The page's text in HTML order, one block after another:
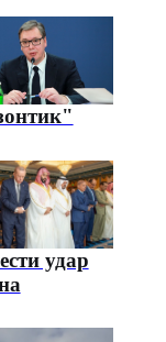
удар